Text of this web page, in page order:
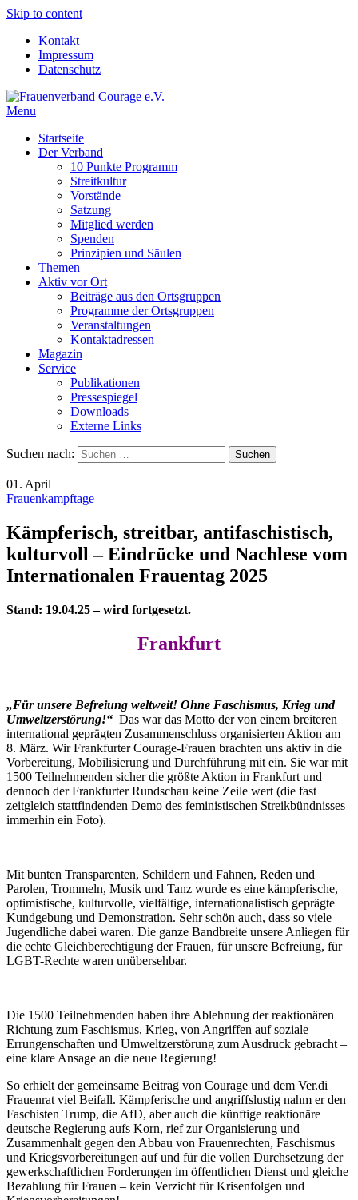
Skip to content
Kontakt
Impressum
Datenschutz
Menu
Startseite
Der Verband
10 Punkte Programm
Streitkultur
Vorstände
Satzung
Mitglied werden
Spenden
Prinzipien und Säulen
Themen
Aktiv vor Ort
Beiträge aus den Ortsgruppen
Programme der Ortsgruppen
Veranstaltungen
Kontaktadressen
Magazin
Service
Publikationen
Pressespiegel
Downloads
Externe Links
Suchen nach:
01. April
Frauenkampftage
Kämpferisch, streitbar, antifaschistisch,
kulturvoll – Eindrücke und Nachlese vom
Internationalen Frauentag 2025
Stand: 19.04.25 – wird fortgesetzt.
Frankfurt
„Für unsere Befreiung weltweit! Ohne Faschismus, Krieg und
Umweltzerstörung!“ Das war das Motto der von einem breiteren
international geprägten Zusammenschluss organisierten Aktion am
8. März. Wir Frankfurter Courage-Frauen brachten uns aktiv in die
Vorbereitung, Mobilisierung und Durchführung mit ein. Sie war mit
1500 Teilnehmenden sicher die größte Aktion in Frankfurt und
dennoch der Frankfurter Rundschau keine Zeile wert (die fast
zeitgleich stattfindenden Demo des feministischen Streikbündnisses
immerhin ein Foto).
Mit bunten Transparenten, Schildern und Fahnen, Reden und
Parolen, Trommeln, Musik und Tanz wurde es eine kämpferische,
optimistische, kulturvolle, vielfältige, internationalistisch geprägte
Kundgebung und Demonstration. Sehr schön auch, dass so viele
Jugendliche dabei waren. Die ganze Bandbreite unsere Anliegen für
die echte Gleichberechtigung der Frauen, für unsere Befreiung, für
LGBT-Rechte waren unübersehbar.
Die 1500 Teilnehmenden haben ihre Ablehnung der reaktionären
Richtung zum Faschismus, Krieg, von Angriffen auf soziale
Errungenschaften und Umweltzerstörung zum Ausdruck gebracht –
eine klare Ansage an die neue Regierung!
So erhielt der gemeinsame Beitrag von Courage und dem Ver.di
Frauenrat viel Beifall. Kämpferische und angriffslustig nahm er den
Faschisten Trump, die AfD, aber auch die künftige reaktionäre
deutsche Regierung aufs Korn, rief zur Organisierung und
Zusammenhalt gegen den Abbau von Frauenrechten, Faschismus
und Kriegsvorbereitungen auf und für die vollen Durchsetzung der
gewerkschaftlichen Forderungen im öffentlichen Dienst und gleiche
Bezahlung für Frauen – kein Verzicht für Krisenfolgen und